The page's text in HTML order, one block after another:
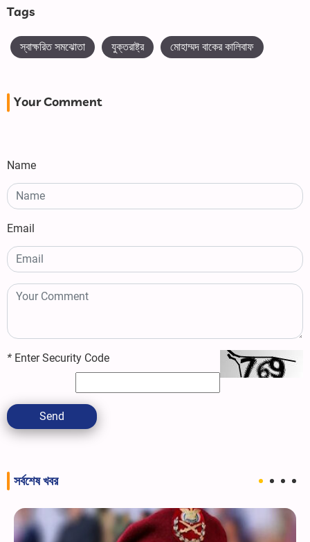
Tags
স্বাক্ষরিত সমঝোতা যুক্তরাষ্ট্র মোহাম্মদ বাকের কালিবাফ
Your Comment
Name
Email
* Enter Security Code
Send
সর্বশেষ খবর